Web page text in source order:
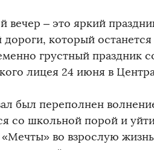
вечер – это яркий
который
грустный праздник
лицея 24 июня в
был переполнен
со школьной порой и
во взрослую